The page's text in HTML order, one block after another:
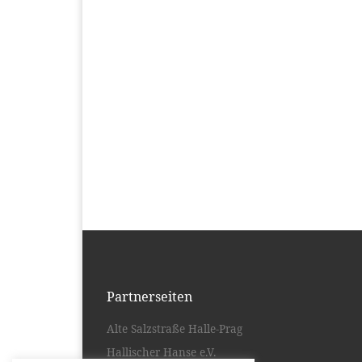
Partnerseiten
Alte Salzstraße Halle-Prag
Hallischer Hanse e.V.